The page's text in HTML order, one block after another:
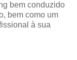
bem conduzido
bem como um
à sua